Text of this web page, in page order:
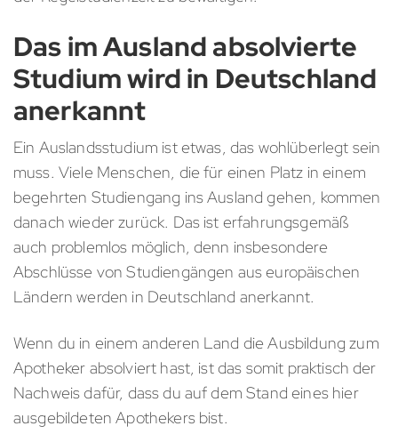
Das im Ausland absolvierte
Studium wird in Deutschland
anerkannt
Ein Auslandsstudium ist etwas, das wohlüberlegt sein
muss. Viele Menschen, die für einen Platz in einem
begehrten Studiengang ins Ausland gehen, kommen
danach wieder zurück. Das ist erfahrungsgemäß
auch problemlos möglich, denn insbesondere
Abschlüsse von Studiengängen aus europäischen
Ländern werden in Deutschland anerkannt.
Wenn du in einem anderen Land die Ausbildung zum
Apotheker absolviert hast, ist das somit praktisch der
Nachweis dafür, dass du auf dem Stand eines hier
ausgebildeten Apothekers bist.